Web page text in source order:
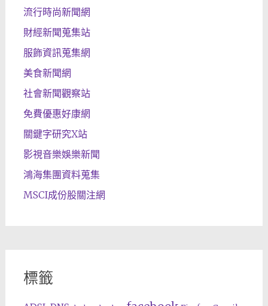
流行時尚新聞網
財經新聞蒐集站
服飾資訊蒐集網
美食新聞網
社會新聞觀察站
免費優惠好康網
關鍵字研究X站
影視音樂娛樂新聞
鴻海集團資料蒐集
MSCI成份股關注網
標籤